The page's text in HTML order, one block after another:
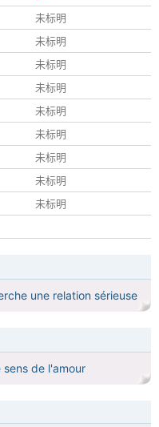
未标明
未标明
未标明
未标明
未标明
未标明
未标明
未标明
未标明
une relation sérieuse
sens de l'amour